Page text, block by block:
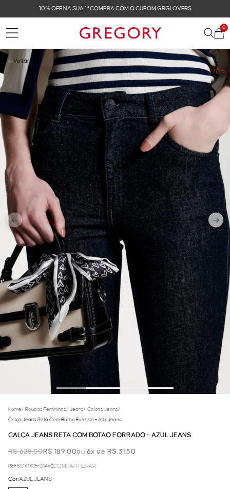
10% OFF NA SUA 1ª COMPRA COM O CUPOM GRGLOVERS
0
- 70%
Voltar
Home/ Roupas Femininas/ Jeans/ Calcas Jeans/
Calça Jeans Reta Com Botao Forrado - Azul Jeans
CALÇA JEANS RETA COM BOTAO FORRADO - AZUL JEANS
R$ 628,00R$ 189,00ou 6x de R$ 31,50
REF.52.01.0125-264 COMPARTILHAR
Cor:AZUL JEANS